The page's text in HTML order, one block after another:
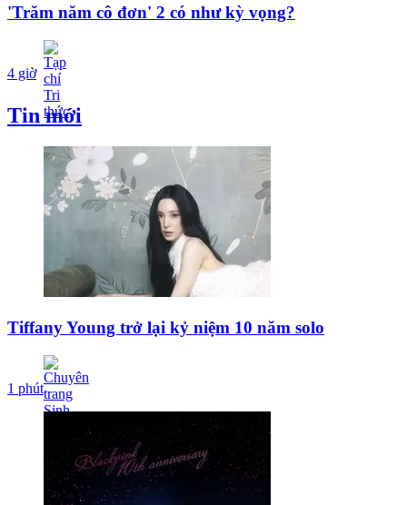
'Trăm năm cô đơn' 2 có như kỳ vọng?
4 giờ
Tin mới
Tiffany Young trở lại kỷ niệm 10 năm solo
1 phút